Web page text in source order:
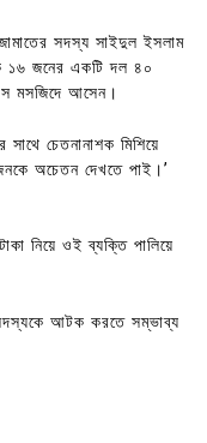
সদস্য সাইদুল ইসলাম
১৬ জনের একটি দল ৪০
মসজিদে আসেন।
চেতনানাশক মিশিয়ে
অচেতন দেখতে পাই।’
নিয়ে ওই ব্যক্তি পালিয়ে
আটক করতে সম্ভাব্য